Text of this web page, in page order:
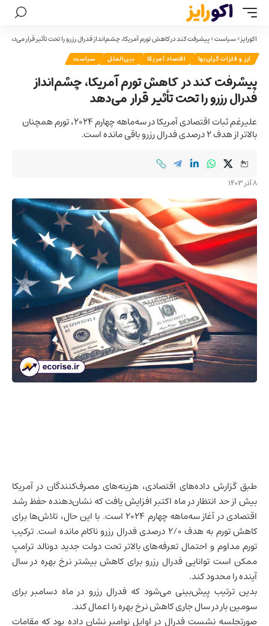
اکورایز>سیاست>پیشرفت کند در کاهش تورم آمریکا، چشم‌انداز فدرال رزرو را تحت تأثیر قرار می‌دهد
ارز و فلزات گران‌بها اقتصاد آمریکا بین‌الملل سیاست
پیشرفت کند در کاهش تورم آمریکا، چشم‌انداز
فدرال رزرو را تحت تأثیر قرار می‌دهد
علیرغم ثبات اقتصادی آمریکا در سه‌ماهه چهارم ۲۰۲۴، تورم همچنان
بالاتر از هدف ۲ درصدی فدرال رزرو باقی مانده است.
8 آذر 1403
طبق گزارش داده‌های اقتصادی، هزینه‌های مصرف‌کنندگان در آمریکا
بیش از حد انتظار در ماه اکتبر افزایش یافت که نشان‌دهنده حفظ رشد
اقتصادی در آغاز سه‌ماهه چهارم ۲۰۲۴ است. با این حال، تلاش‌ها برای
کاهش تورم به هدف ۲/۰ درصدی فدرال رزرو ناکام مانده است. ترکیب
تورم مداوم و احتمال تعرفه‌های بالاتر تحت دولت جدید دونالد ترامپ
ممکن است توانایی فدرال رزرو برای کاهش بیشتر نرخ بهره در سال
آینده را محدود کند.
بدین ترتیب پیش‌بینی می‌شود که فدرال رزرو در ماه دسامبر برای
سومین بار در سال جاری کاهش نرخ بهره را اعمال کند.
صورتجلسه نشست فدرال در اوایل نوامبر نشان داده بود که مقامات